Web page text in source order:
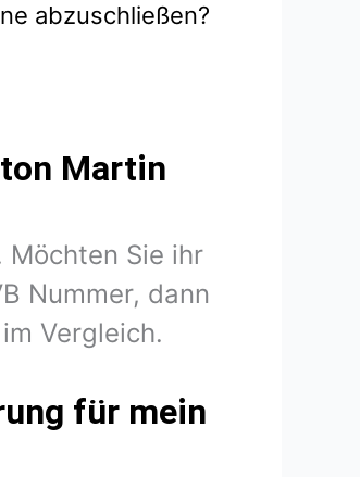
abzuschließen?
Martin
Möchten Sie ihr
Nummer, dann
Vergleich.
für mein